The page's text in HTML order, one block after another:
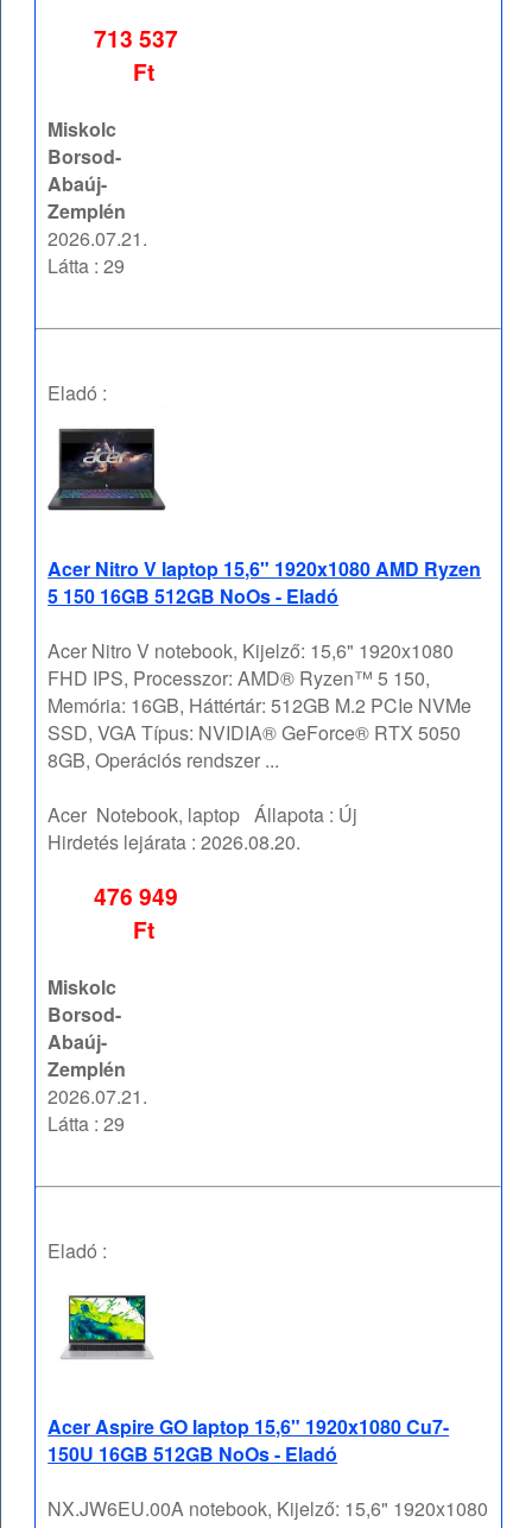
713 537
Ft
Miskolc
Borsod-
Abaúj-
Zemplén
2026.07.21.
Látta : 29
Eladó :
Acer Nitro V laptop 15,6" 1920x1080 AMD Ryzen
5 150 16GB 512GB NoOs - Eladó
Acer Nitro V notebook, Kijelző: 15,6" 1920x1080
FHD IPS, Processzor: AMD® Ryzen™ 5 150,
Memória: 16GB, Háttértár: 512GB M.2 PCIe NVMe
SSD, VGA Típus: NVIDIA® GeForce® RTX 5050
8GB, Operációs rendszer ...
Acer Notebook, laptop Állapota : Új
Hirdetés lejárata :2026.08.20.
476 949
Ft
Miskolc
Borsod-
Abaúj-
Zemplén
2026.07.21.
Látta : 29
Eladó :
Acer Aspire GO laptop 15,6" 1920x1080 Cu7-
150U 16GB 512GB NoOs - Eladó
NX.JW6EU.00A notebook, Kijelző: 15,6" 1920x1080